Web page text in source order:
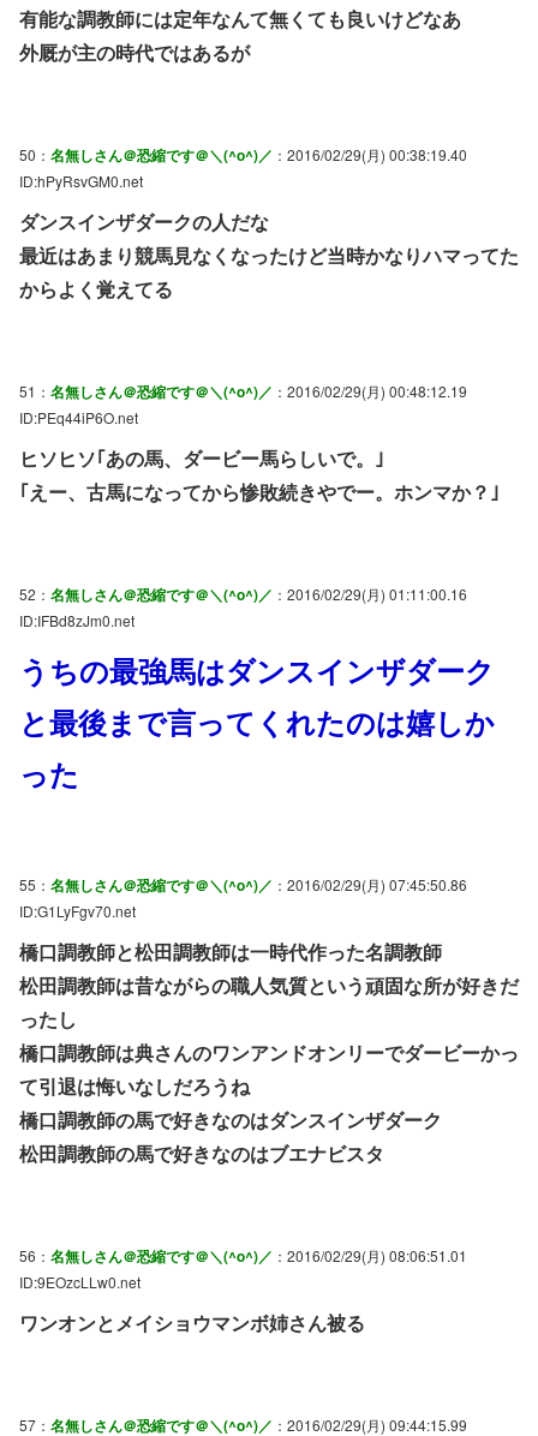
有能な調教師には定年なんて無くても良いけどなあ
外厩が主の時代ではあるが
50： 名無しさん＠恐縮です＠＼(^o^)／ ：2016/02/29(月) 00:38:19.40
ID:hPyRsvGM0.net
ダンスインザダークの人だな
最近はあまり競馬見なくなったけど当時かなりハマってた
からよく覚えてる
51： 名無しさん＠恐縮です＠＼(^o^)／ ：2016/02/29(月) 00:48:12.19
ID:PEq44iP6O.net
ヒソヒソ｢あの馬、ダービー馬らしいで。｣
｢えー、古馬になってから惨敗続きやでー。ホンマか？｣
52： 名無しさん＠恐縮です＠＼(^o^)／ ：2016/02/29(月) 01:11:00.16
ID:IFBd8zJm0.net
うちの最強馬はダンスインザダーク
と最後まで言ってくれたのは嬉しか
った
55： 名無しさん＠恐縮です＠＼(^o^)／ ：2016/02/29(月) 07:45:50.86
ID:G1LyFgv70.net
橋口調教師と松田調教師は一時代作った名調教師
松田調教師は昔ながらの職人気質という頑固な所が好きだ
ったし
橋口調教師は典さんのワンアンドオンリーでダービーかっ
て引退は悔いなしだろうね
橋口調教師の馬で好きなのはダンスインザダーク
松田調教師の馬で好きなのはブエナビスタ
56： 名無しさん＠恐縮です＠＼(^o^)／ ：2016/02/29(月) 08:06:51.01
ID:9EOzcLLw0.net
ワンオンとメイショウマンボ姉さん被る
57： 名無しさん＠恐縮です＠＼(^o^)／ ：2016/02/29(月) 09:44:15.99